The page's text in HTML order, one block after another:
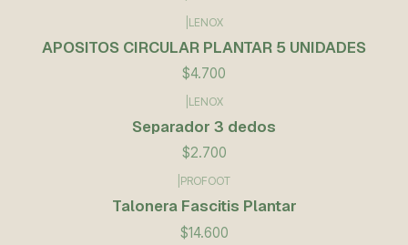
LENOX
APOSITOS CIRCULAR PLANTAR 5 UNIDADES
$4.700
LENOX
Separador 3 dedos
$2.700
PROFOOT
Talonera Fascitis Plantar
$14.600